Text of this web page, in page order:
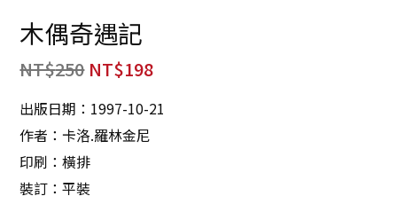
木偶奇遇記
NT$250 NT$198
出版日期：1997-10-21
作者：卡洛.羅林金尼
印刷：橫排
裝訂：平裝